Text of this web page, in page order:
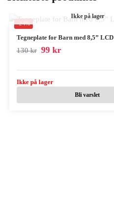
-24%
Ikke på lager
Tegneplate for Barn med 8,5” LCD
130kr 99 kr
Ikke på lager
Bli varslet